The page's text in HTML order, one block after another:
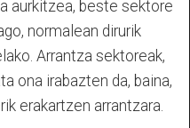
aurkitzea, beste sektore
normalean dirurik
Arrantza sektoreak,
ona irabazten da, baina,
erakartzen arrantzara.